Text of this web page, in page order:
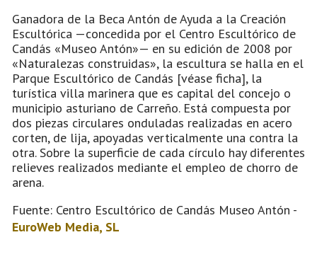
Ganadora de la Beca Antón de Ayuda a la Creación
Escultórica —concedida por el Centro Escultórico de
Candás «Museo Antón»— en su edición de 2008 por
«Naturalezas construidas», la escultura se halla en el
Parque Escultórico de Candás [véase ficha], la
turística villa marinera que es capital del concejo o
municipio asturiano de Carreño. Está compuesta por
dos piezas circulares onduladas realizadas en acero
corten, de lija, apoyadas verticalmente una contra la
otra. Sobre la superficie de cada círculo hay diferentes
relieves realizados mediante el empleo de chorro de
arena.
Fuente: Centro Escultórico de Candás Museo Antón -
EuroWeb Media, SL